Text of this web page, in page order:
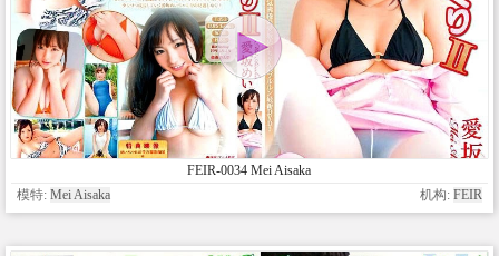
FEIR-0034 Mei Aisaka
模特: Mei Aisaka 机构: FEIR